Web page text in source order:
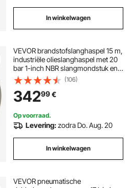
In winkelwagen
VEVOR brandstofslanghaspel 15 m,
industriële olieslanghaspel met 20
bar 1-inch NBR slangmondstuk en
automatische oprolfunctie,
intrekbare slanghaspel voor diesel
en kerosine
(106)
34299€
Op voorraad.
Levering:zodra Do. Aug. 20
In winkelwagen
VEVOR pneumatische